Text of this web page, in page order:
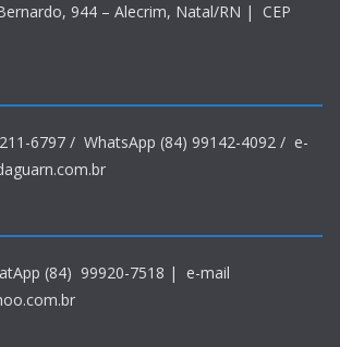
944 – Alecrim, Natal/RN | CEP
6797 / WhatsApp (84) 99142-4092 / e-
(84) 99920-7518 | e-mail